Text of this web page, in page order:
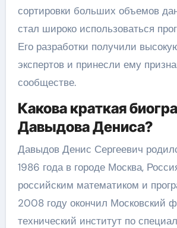
сортировки больших объемов
стал широко использоваться
Его разработки получили
экспертов и принесли ему
сообществе.
Какова краткая
Давыдова Дениса?
Давыдов Денис Сергеевич
1986 года в городе Москва,
российским математиком и
2008 году окончил Московский
технический институт по